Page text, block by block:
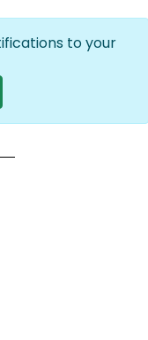
account
actions
to your